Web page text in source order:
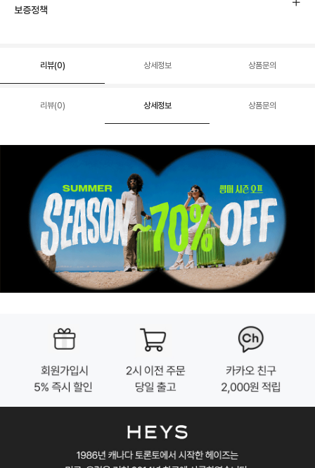
보증정책
리뷰(0) 상세정보 상품문의
리뷰(0) 상세정보 상품문의